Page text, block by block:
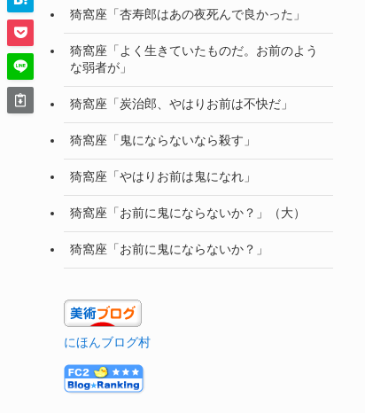
猗窩座「杏寿郎はあの夜死んで良かった」
猗窩座「よく生きていたものだ。お前のよう
な弱者が」
猗窩座「炭治郎、やはりお前は不快だ」
猗窩座「鬼にならないなら殺す」
猗窩座「やはりお前は鬼になれ」
猗窩座「お前に鬼にならないか？」（大）
猗窩座「お前に鬼にならないか？」
にほんブログ村